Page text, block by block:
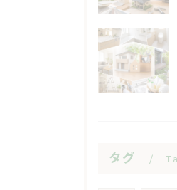
タグ